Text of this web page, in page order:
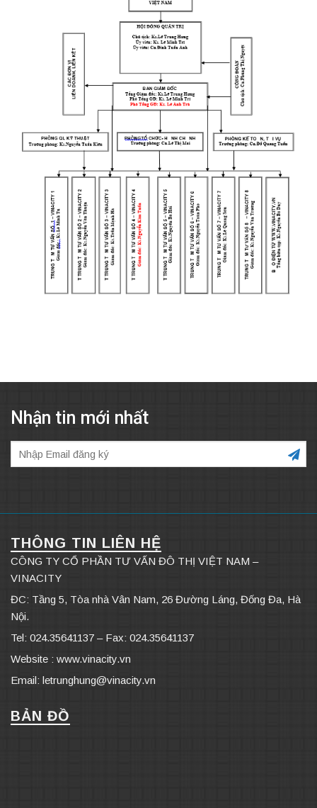
Nhận tin mới nhất
THÔNG TIN LIÊN HỆ
CÔNG TY CỔ PHẦN TƯ VẤN ĐÔ THỊ VIỆT NAM –
VINACITY
ĐC: Tầng 5, Tòa nhà Vân Nam, 26 Đường Láng, Đống Đa, Hà
Nội.
Tel: 024.35641137 – Fax: 024.35641137
Website : www.vinacity.vn
Email: letrunghung@vinacity.vn
BẢN ĐỒ